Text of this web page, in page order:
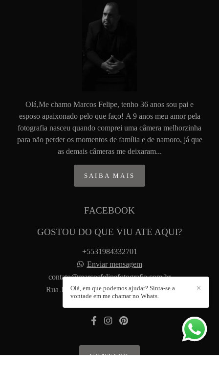
Olá,Me chamo Marcos Felipe, tenho 36 anos sou pai e
esposo apaixonado pelo que faço! A 9 anos meu amor pela
fotografia nasceu quando comprei uma câmera melhorzinha
para não perder os momentos de família e de namoro, já que
as demais câmeras me deixaram...
SAIBA MAIS
FACEBOOK
GOSTOU DO QUE VIU ATE AQUI?
+5531984332701
Enviar mensagem
contato@marcosfelipefotografia.com.br
Rua José Paulo Souza, 88 - Santa Helena
CONTATO
✕
Olá, em que podemos ajudar? Sinta-se a
vontade em me chamar no Whats.